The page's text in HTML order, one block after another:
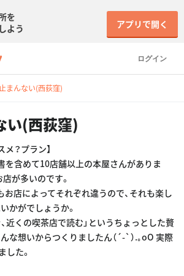
ログイン
を
よう
アプリで開く
まんない(西荻窪)
い(西荻窪)
メ？プラン】
を含めて10店舗以上の本屋さんがありま
が多いのです。
店によってそれぞれ違うので、それも楽し
かがでしょうか。
近くの喫茶店で読む」というちょっとした贅
な想いからつくりましたん（´-`）.｡oO 実際
した。